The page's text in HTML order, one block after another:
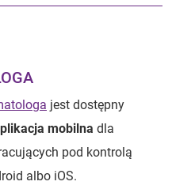
jest dostępny
mobilna dla
pod kontrolą
albo iOS.